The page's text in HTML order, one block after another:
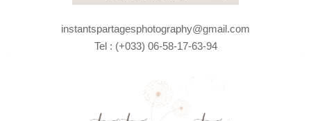
instantspartagesphotography@gmail.com
Tel : (+033) 06-58-17-63-94